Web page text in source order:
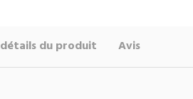
détails du produit Avis